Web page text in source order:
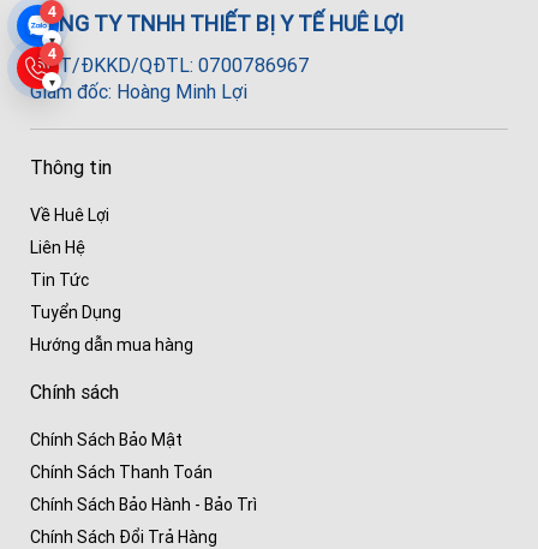
4
▾
4
▾
CÔNG TY TNHH THIẾT BỊ Y TẾ HUÊ LỢI
MST/ĐKKD/QĐTL: 0700786967
Giám đốc: Hoàng Minh Lợi
Thông tin
Về Huê Lợi
Liên Hệ
Tin Tức
Tuyển Dụng
Hướng dẫn mua hàng
Chính sách
Chính Sách Bảo Mật
Chính Sách Thanh Toán
Chính Sách Bảo Hành - Bảo Trì
Chính Sách Đổi Trả Hàng